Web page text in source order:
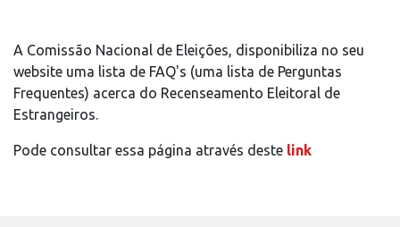
A Comissão Nacional de Eleições, disponibiliza no seu
website uma lista de FAQ's (uma lista de Perguntas
Frequentes) acerca do Recenseamento Eleitoral de
Estrangeiros.
Pode consultar essa página através deste link